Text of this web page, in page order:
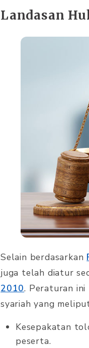
Landasan
Selain berdasarkan
juga telah diatur
2010. Peraturan ini
syariah yang
Kesepakatan
peserta.